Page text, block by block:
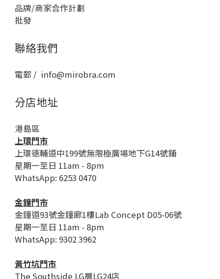
品牌/商家合作計劃
批發
聯絡我們
電郵 / info@mirobra.com
分店地址
港島區
上環門市
上環德輔道中199號無限極廣場地下G14號鋪
星期一至日 11am - 8pm
WhatsApp: 6253 0470
金鐘門市
金鐘道93號金鐘廊1樓Lab Concept D05-06號
星期一至日 11am - 8pm
WhatsApp: 9302 3962
黃竹坑門市
The Southside LG層LG24店